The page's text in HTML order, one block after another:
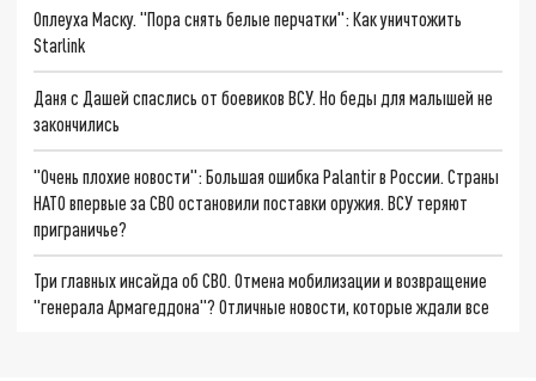
Оплеуха Маску. "Пора снять белые перчатки": Как уничтожить
Starlink
Даня с Дашей спаслись от боевиков ВСУ. Но беды для малышей не
закончились
"Очень плохие новости": Большая ошибка Palantir в России. Страны
НАТО впервые за СВО остановили поставки оружия. ВСУ теряют
приграничье?
Три главных инсайда об СВО. Отмена мобилизации и возвращение
"генерала Армагеддона"? Отличные новости, которые ждали все